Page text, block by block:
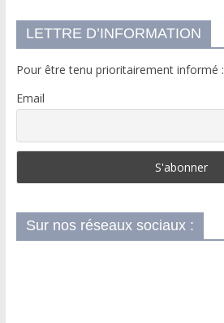
LETTRE D’INFORMATION
Pour être tenu prioritairement informé :
Email
Sur nos réseaux sociaux :